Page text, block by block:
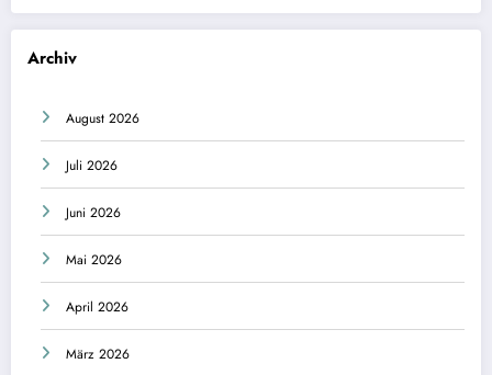
Archiv
August 2026
Juli 2026
Juni 2026
Mai 2026
April 2026
März 2026